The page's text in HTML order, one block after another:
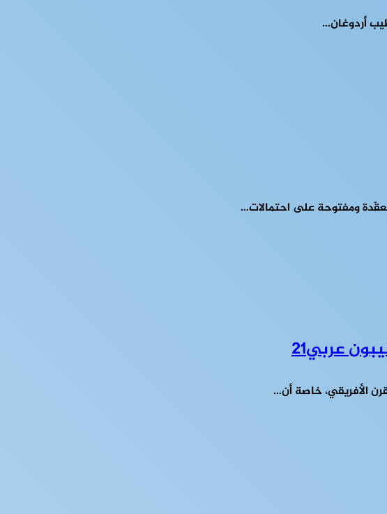
أردوغان…
ومفتوحة على احتمالات…
عربي21
الأفريقي، خاصة أن…